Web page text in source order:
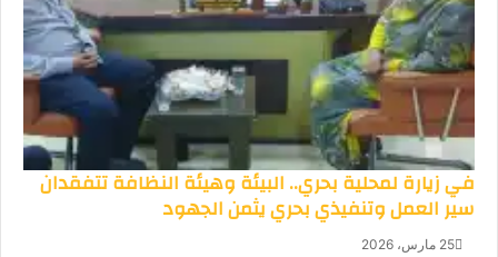
في زيارة لمحلية بحري.. البيئة وهيئة النظافة تتفقدان
سير العمل وتنفيذي بحري يثمن الجهود
25 مارس، 2026